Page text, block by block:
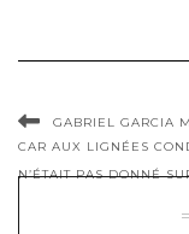
GABRIEL GARCIA
CAR AUX LIGNÉES
N’ÉTAIT PAS DONNÉ